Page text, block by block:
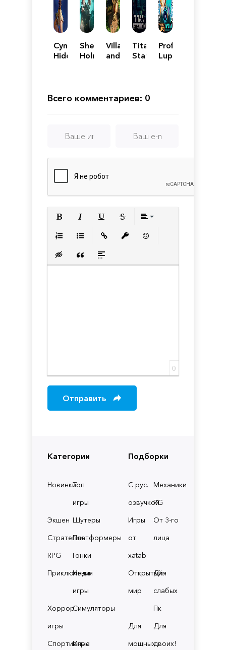
Категории
НовинкиТоп
игры
Экшен Шутеры
СтратегииПлатформеры
RPG
Гонки
Приключения
Инди
игры
Хоррор
игры
Симуляторы
Спортивные
Игры
Подборки
С рус.
озвучкой
Механики
RG
Игры
от
xatab
От 3-го
лица
Открытый
мир
Для
слабых
Пк
Для
мощных
Для
двоих!
Cynthia:
Hidden
Sherlock
Holmes
Village
and
Titan
Station
Professor
Lupo:
Всего комментариев: 0
Вставка скрытого текста
Вставка цитаты
Вставка спойлера
0
Отправить